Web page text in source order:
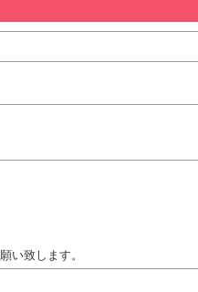
い致します。